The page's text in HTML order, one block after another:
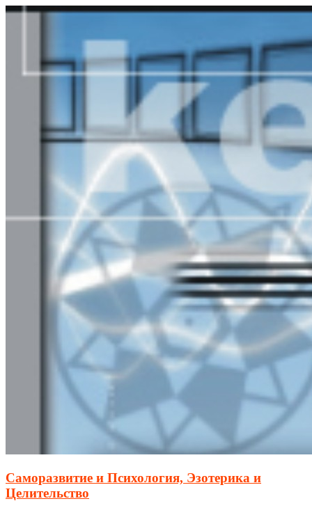
Саморазвитие и Психология, Эзотерика и
Целительство